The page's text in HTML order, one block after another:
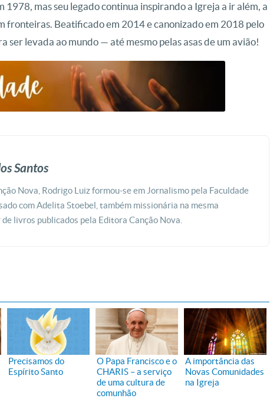
1978, mas seu legado continua inspirando a Igreja a ir além, a
fronteiras. Beatificado em 2014 e canonizado em 2018 pelo
ser levada ao mundo — até mesmo pelas asas de um avião!
Santos
Nova, Rodrigo Luiz formou-se em Jornalismo pela Faculdade
com Adelita Stoebel, também missionária na mesma
livros publicados pela Editora Canção Nova.
Precisamos do
Espírito Santo
O Papa Francisco e o
CHARIS – a serviço
de uma cultura de
comunhão
A importância das
Novas Comunidades
na Igreja